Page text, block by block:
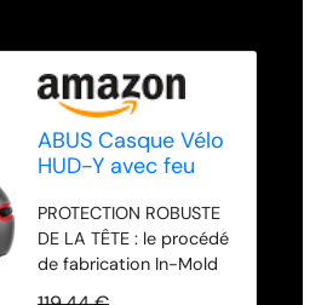
ABUS Casque Vélo
HUD-Y avec feu
M
PROTECTION ROBUSTE
DE LA TÊTE : le procédé
de fabrication In-Mold